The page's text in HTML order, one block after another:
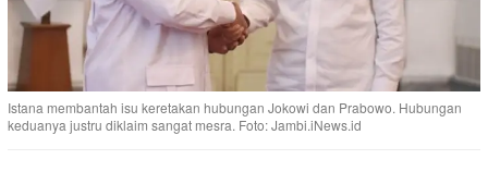
Istana membantah isu keretakan hubungan Jokowi dan Prabowo. Hubungan
keduanya justru diklaim sangat mesra. Foto: Jambi.iNews.id